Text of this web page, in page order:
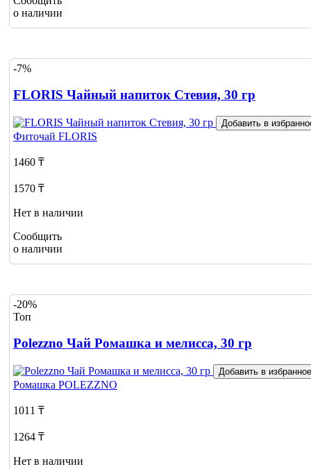
о наличии
-7%
FLORIS Чайный напиток Стевия, 30 гр
Добавить в
Фиточай FLORIS
1460 ₸
1570 ₸
Нет в наличии
Сообщить
о наличии
-20%
Топ
Polezzno Чай Ромашка и мелисса, 30 гр
Добавить в избранное
Ромашка POLEZZNO
1011 ₸
1264 ₸
Нет в наличии